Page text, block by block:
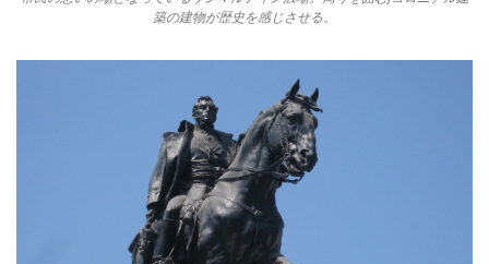
築の建物が歴史を感じさせる。